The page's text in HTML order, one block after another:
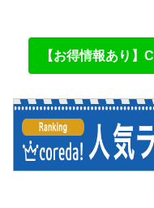
【お得情報あり】